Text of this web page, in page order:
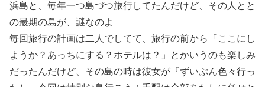
浜島と、毎年一つ島づつ旅行してたんだけど、その人とと
の最期の島が、謎なのよ
毎回旅行の計画は二人でしてて、旅行の前から「ここにし
ようか？あっちにする？ホテルは？」とかいうのも楽しみ
だったんだけど、その島の時は彼女が『ずいぶん色々行っ